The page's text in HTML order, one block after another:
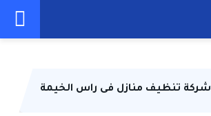
شركة تنظيف منازل فى راس الخيمة